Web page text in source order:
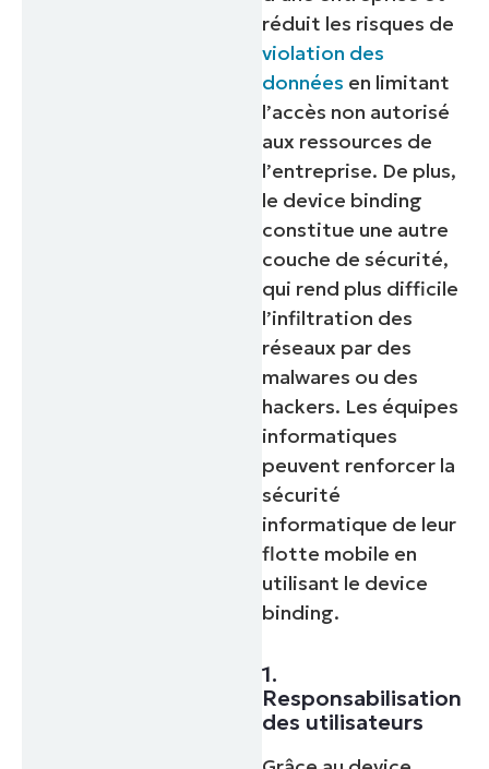
réduit les risques de
violation des
données en limitant
l’accès non autorisé
aux ressources de
l’entreprise. De plus,
le device binding
constitue une autre
couche de sécurité,
qui rend plus difficile
l’infiltration des
réseaux par des
malwares ou des
hackers. Les équipes
informatiques
peuvent renforcer la
sécurité
informatique de leur
flotte mobile en
utilisant le device
binding.
1.
Responsabilisation
des utilisateurs